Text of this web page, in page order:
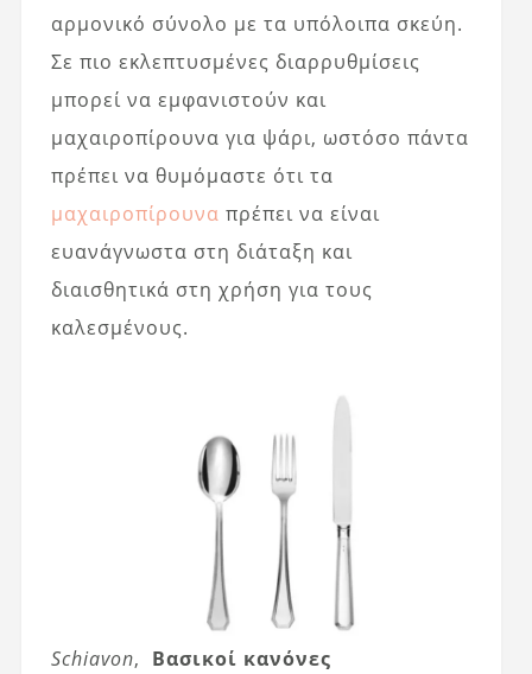
αρμονικό σύνολο με τα υπόλοιπα σκεύη.
Σε πιο εκλεπτυσμένες διαρρυθμίσεις
μπορεί να εμφανιστούν και
μαχαιροπίρουνα για ψάρι, ωστόσο πάντα
πρέπει να θυμόμαστε ότι τα
μαχαιροπίρουνα πρέπει να είναι
ευανάγνωστα στη διάταξη και
διαισθητικά στη χρήση για τους
καλεσμένους.
Schiavon, Βασικοί κανόνες